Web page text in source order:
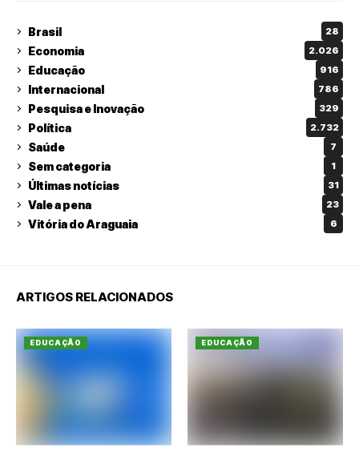
Brasil 28
Economia 2.026
Educação 916
Internacional 786
Pesquisa e Inovação 329
Política 2.732
Saúde 7
Sem categoria 1
Últimas notícias 31
Vale a pena 23
Vitória do Araguaia 6
ARTIGOS RELACIONADOS
EDUCAÇÃO EDUCAÇÃO